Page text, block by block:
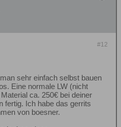
#12
sehr einfach selbst bauen
Eine normale LW (nicht
ca. 250€ bei deiner
fertig. Ich habe das gerrits
von boesner.